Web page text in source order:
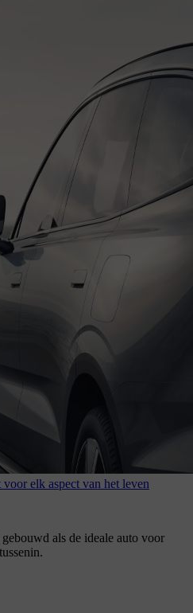
elk aspect van het leven
als de ideale auto voor